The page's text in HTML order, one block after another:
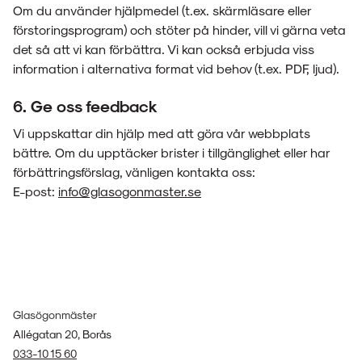
Om du använder hjälpmedel (t.ex. skärmläsare eller
förstoringsprogram) och stöter på hinder, vill vi gärna veta
det så att vi kan förbättra. Vi kan också erbjuda viss
information i alternativa format vid behov (t.ex. PDF, ljud).
6. Ge oss feedback
Vi uppskattar din hjälp med att göra vår webbplats
bättre. Om du upptäcker brister i tillgänglighet eller har
förbättringsförslag, vänligen kontakta oss:
E-post: info@glasogonmaster.se
Glasögonmäster
Allégatan 20, Borås
033-10 15 60